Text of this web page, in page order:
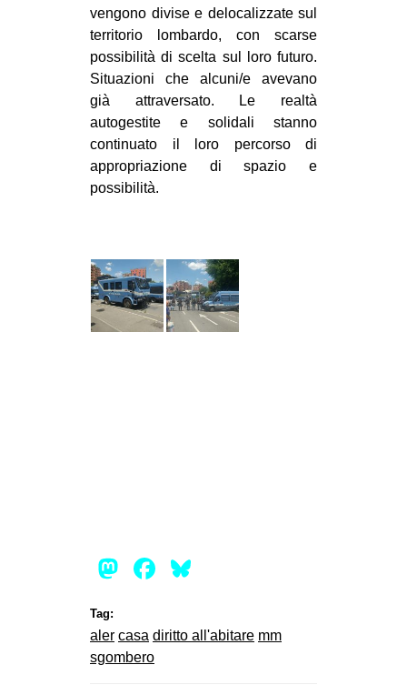
vengono divise e delocalizzate sul
territorio lombardo, con scarse
possibilità di scelta sul loro futuro.
Situazioni che alcuni/e avevano
già attraversato. Le realtà
autogestite e solidali stanno
continuato il loro percorso di
appropriazione di spazio e
possibilità.
Mastodon
Facebook
Tag:
aler casa diritto all'abitare mm
sgombero